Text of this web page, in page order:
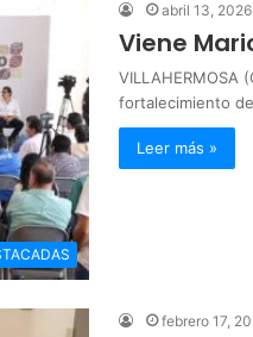
abril 13, 2026
Viene
VILLAHERMOSA
fortalecimiento
Leer más »
febrero 17,